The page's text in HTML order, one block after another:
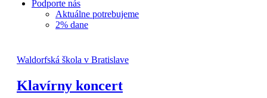
Podporte nás
Aktuálne potrebujeme
2% dane
Waldorfská škola v Bratislave
Klavírny koncert